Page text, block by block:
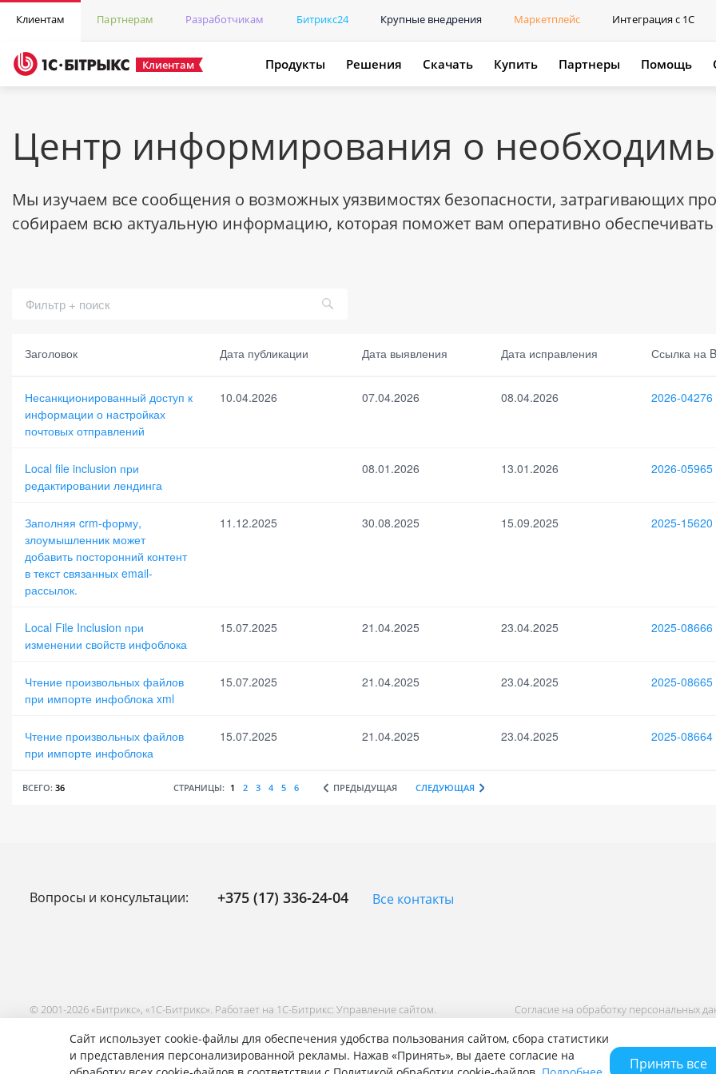
Сайт использует cookie-файлы для обеспечения удобства пользования сайтом, сбора статистики
и представления персонализированной рекламы. Нажав «Принять», вы даете согласие на
Принять все
Клиентам Партнерам Разработчикам Битрикс24 Крупные внедрения Маркетплейс Интеграция с 1С
Клиентам Продукты Решения Скачать Купить Партнеры Помощь
Центр информирования о
Мы изучаем все сообщения о возможных уязвимостях безопасности, затрагивающих
собираем всю актуальную информацию, которая поможет вам оперативно
Заголовок Дата выявления
Дата исправления
Ссылка на BDU
По умолчанию
Заголовок Дата публикации Дата выявления Дата исправления Ссылка на
Несанкционированный доступ к
информации о настройках
почтовых отправлений
10.04.2026 07.04.2026 08.04.2026 2026-04276
Local file inclusion при
редактировании лендинга
08.01.2026 13.01.2026 2026-05965
Заполняя crm-форму,
злоумышленник может
добавить посторонний контент
в текст связанных email-
рассылок.
11.12.2025 30.08.2025 15.09.2025 2025-15620
Local File Inclusion при
изменении свойств инфоблока
15.07.2025 21.04.2025 23.04.2025 2025-08666
Чтение произвольных файлов
при импорте инфоблока xml
15.07.2025 21.04.2025 23.04.2025 2025-08665
Чтение произвольных файлов
при импорте инфоблока
15.07.2025 21.04.2025 23.04.2025 2025-08664
ВСЕГО: 36 СТРАНИЦЫ: 1 2 3 4 5 6 ПРЕДЫДУЩАЯ СЛЕДУЮЩАЯ
Вопросы и консультации: +375 (17) 336-24-04 Все контакты
© 2001-2026 «Битрикс», «1С-Битрикс». Работает на 1С-Битрикс: Управление сайтом. Согласие на обработку персональных